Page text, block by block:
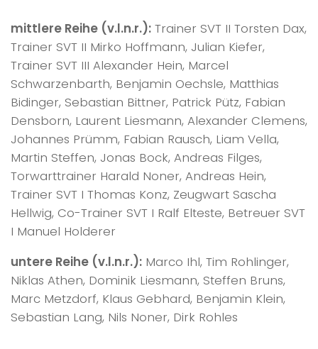
mittlere Reihe (v.l.n.r.): Trainer SVT II Torsten Dax,
Trainer SVT II Mirko Hoffmann, Julian Kiefer,
Trainer SVT III Alexander Hein, Marcel
Schwarzenbarth, Benjamin Oechsle, Matthias
Bidinger, Sebastian Bittner, Patrick Pütz, Fabian
Densborn, Laurent Liesmann, Alexander Clemens,
Johannes Prümm, Fabian Rausch, Liam Vella,
Martin Steffen, Jonas Bock, Andreas Filges,
Torwarttrainer Harald Noner, Andreas Hein,
Trainer SVT I Thomas Konz, Zeugwart Sascha
Hellwig, Co-Trainer SVT I Ralf Elteste, Betreuer SVT
I Manuel Holderer
untere Reihe (v.l.n.r.): Marco Ihl, Tim Rohlinger,
Niklas Athen, Dominik Liesmann, Steffen Bruns,
Marc Metzdorf, Klaus Gebhard, Benjamin Klein,
Sebastian Lang, Nils Noner, Dirk Rohles